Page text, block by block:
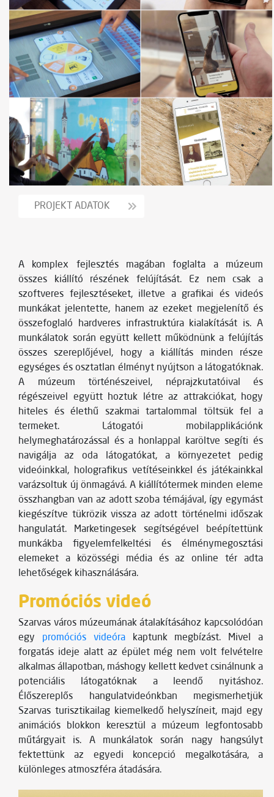
PROJEKT ADATOK
A komplex fejlesztés magában foglalta a múzeum
összes kiállító részének felújítását. Ez nem csak a
szoftveres fejlesztéseket, illetve a grafikai és videós
munkákat jelentette, hanem az ezeket megjelenítő és
összefoglaló hardveres infrastruktúra kialakítását is. A
munkálatok során együtt kellett működnünk a felújítás
összes szereplőjével, hogy a kiállítás minden része
egységes és osztatlan élményt nyújtson a látogatóknak.
A múzeum történészeivel, néprajzkutatóival és
régészeivel együtt hoztuk létre az attrakciókat, hogy
hiteles és élethű szakmai tartalommal töltsük fel a
termeket. Látogatói mobilapplikációnk
helymeghatározással és a honlappal karöltve segíti és
navigálja az oda látogatókat, a környezetet pedig
videóinkkal, holografikus vetítéseinkkel és játékainkkal
varázsoltuk új önmagává. A kiállítótermek minden eleme
összhangban van az adott szoba témájával, így egymást
kiegészítve tükrözik vissza az adott történelmi időszak
hangulatát. Marketingesek segítségével beépítettünk
munkákba figyelemfelkeltési és élménymegosztási
elemeket a közösségi média és az online tér adta
lehetőségek kihasználására.
Promóciós videó
Szarvas város múzeumának átalakításához kapcsolódóan
egy promóciós videórakaptunk megbízást. Mivel a
forgatás ideje alatt az épület még nem volt felvételre
alkalmas állapotban, máshogy kellett kedvet csinálnunk a
potenciális látogatóknak a leendő nyitáshoz.
Élőszereplős hangulatvideónkban megismerhetjük
Szarvas turisztikailag kiemelkedő helyszíneit, majd egy
animációs blokkon keresztül a múzeum legfontosabb
műtárgyait is. A munkálatok során nagy hangsúlyt
fektettünk az egyedi koncepció megalkotására, a
különleges atmoszféra átadására.